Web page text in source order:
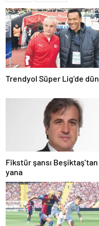
Trendyol Süper Lig’de dün
Fikstür şansı Beşiktaş’tan
yana